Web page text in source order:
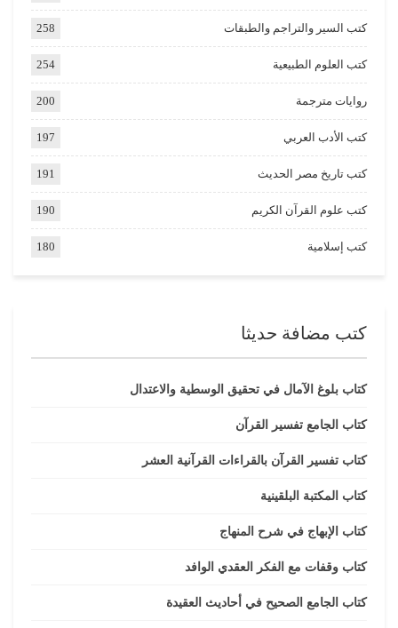
كتب السير والتراجم والطبقات 258
كتب العلوم الطبيعية 254
روايات مترجمة 200
كتب الأدب العربي 197
كتب تاريخ مصر الحديث 191
كتب علوم القرآن الكريم 190
كتب إسلامية 180
كتب مضافة حديثا
كتاب بلوغ الآمال في تحقيق الوسطية والاعتدال
كتاب الجامع تفسير القرآن
كتاب تفسير القرآن بالقراءات القرآنية العشر
كتاب المكتبة البلقينية
كتاب الإبهاج في شرح المنهاج
كتاب وقفات مع الفكر العقدي الوافد
كتاب الجامع الصحيح في أحاديث العقيدة